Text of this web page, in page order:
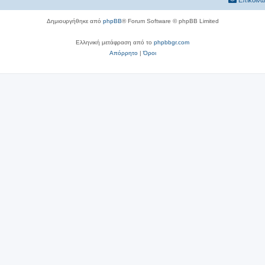
Δημιουργήθηκε από phpBB® Forum Software © phpBB Limited
Ελληνική μετάφραση από το phpbbgr.com
Απόρρητο|Όροι